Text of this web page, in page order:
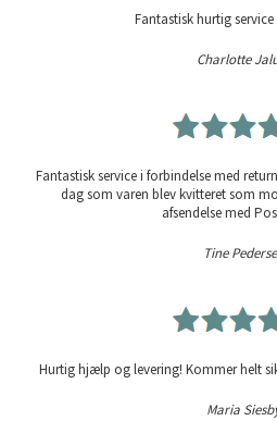
Fantastisk hurtig
Charlotte
Fantastisk service i forbindelse med
dag som varen blev kvitteret som
afsendelse med
Tine
Hurtig hjælp og levering! Kommer helt
Maria